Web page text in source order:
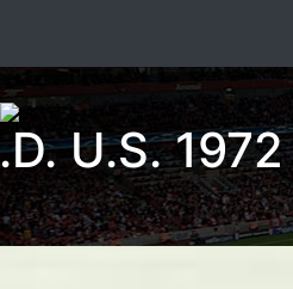
U.S. 1972